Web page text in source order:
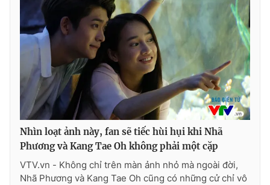
Nhìn loạt ảnh này, fan sẽ tiếc hùi hụi khi Nhã
Phương và Kang Tae Oh không phải một cặp
VTV.vn - Không chỉ trên màn ảnh nhỏ mà ngoài đời,
Nhã Phương và Kang Tae Oh cũng có những cử chỉ vô